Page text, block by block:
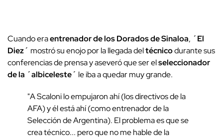
Cuando eraentrenador de los Dorados de Sinaloa, ´El
Diez´ mostró su enojo por la llegada deltécnicodurante sus
conferencias de prensa y aseveró que ser elseleccionador
de la ´albiceleste´ le iba a quedar muy grande.
"A Scaloni lo empujaron ahí (los directivos de la
AFA) y él está ahí (como entrenador de la
Selección de Argentina). El problema es que se
crea técnico... pero que no me hable de la